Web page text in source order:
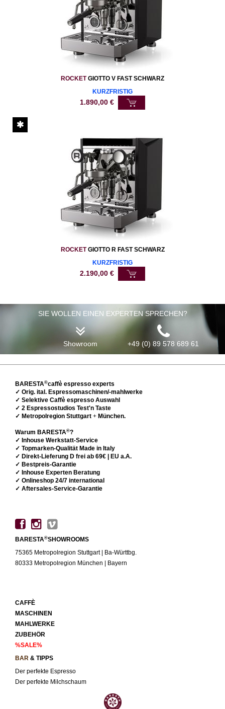
ROCKETGIOTTO V FAST SCHWARZ
KURZFRISTIG
1.890,00 €
ROCKETGIOTTO R FAST SCHWARZ
KURZFRISTIG
2.190,00 €
SIE WOLLEN EINEN EXPERTEN SPRECHEN?
Showroom +49 (0) 89 578 689 61
BARESTA®caffè espresso experts
✓ Orig. ital. Espressomaschinen/-mahlwerke
✓ Selektive Caffè espresso Auswahl
✓ 2 Espressostudios Test'n Taste
✓ Metropolregion Stuttgart + München.
Warum BARESTA®?
✓ Inhouse Werkstatt-Service
✓ Topmarken-Qualität Made in Italy
✓ Direkt-Lieferung D frei ab 69€ | EU a.A.
✓ Bestpreis-Garantie
✓ Inhouse Experten Beratung
✓ Onlineshop 24/7 international
✓ Aftersales-Service-Garantie
BARESTA®SHOWROOMS
75365 Metropolregion Stuttgart | Ba-Württbg.
80333 Metropolregion München | Bayern
CAFFÈ
MASCHINEN
MAHLWERKE
ZUBEHÖR
%SALE%
BAR & TIPPS
Der perfekte Espresso
Der perfekte Milchschaum